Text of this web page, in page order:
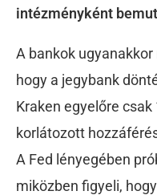
intézményként
A bankok
hogy a jegybank
Kraken egyelőre
korlátozott
A Fed lényegében
miközben figyeli,